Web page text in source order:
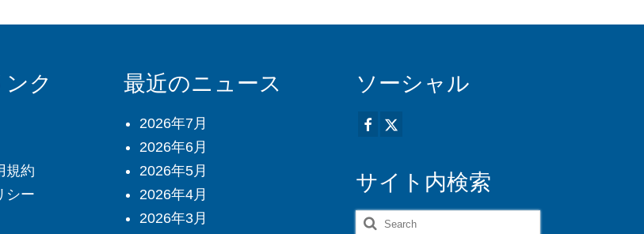
ク
規約
シー
最近のニュース
2026年7月
2026年6月
2026年5月
2026年4月
2026年3月
ソーシャル
サイト内検索
Search